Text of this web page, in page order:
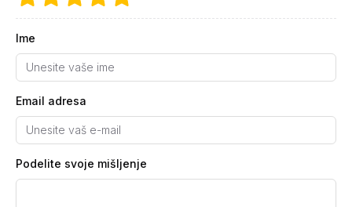
Ime
Email adresa
Podelite svoje mišljenje